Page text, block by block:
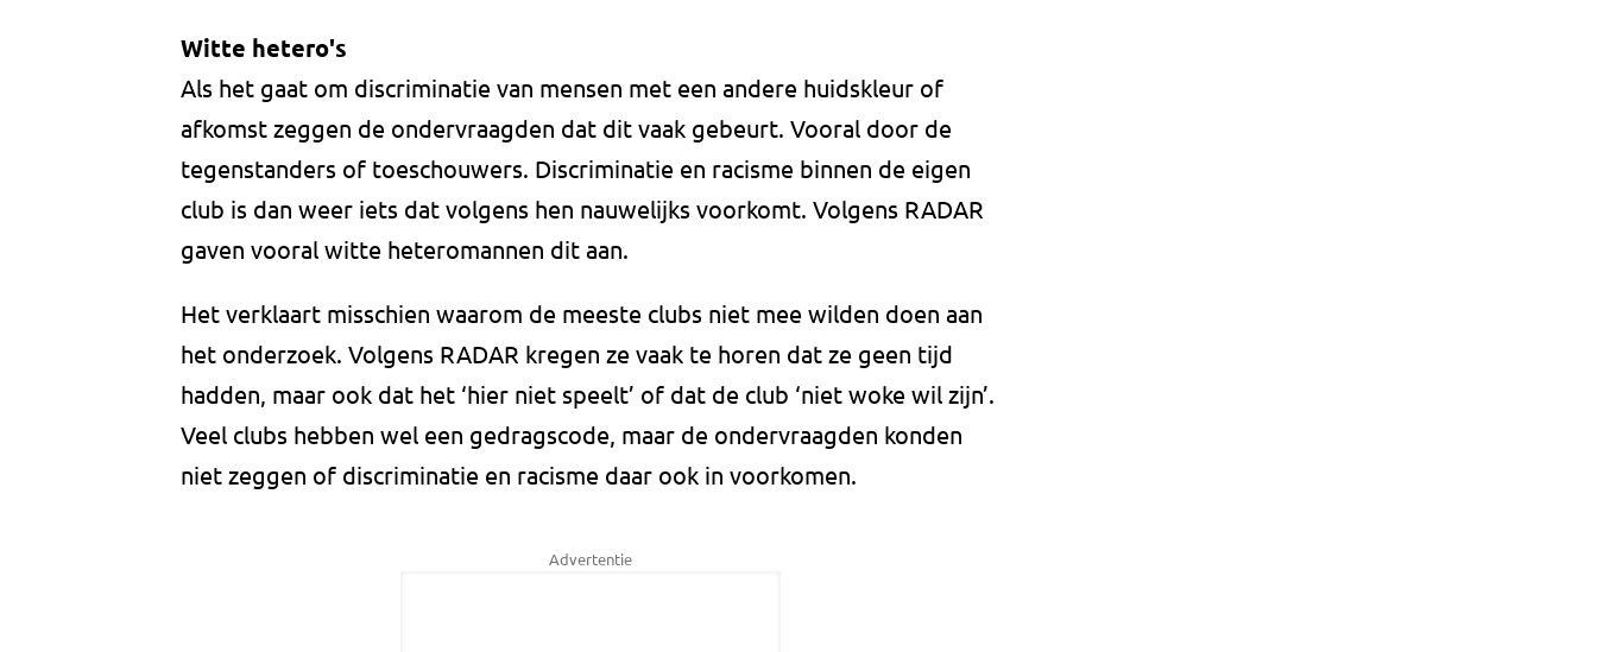
Witte hetero's
Als het gaat om discriminatie van mensen met een andere huidskleur of
afkomst zeggen de ondervraagden dat dit vaak gebeurt. Vooral door de
tegenstanders of toeschouwers. Discriminatie en racisme binnen de eigen
club is dan weer iets dat volgens hen nauwelijks voorkomt. Volgens RADAR
gaven vooral witte heteromannen dit aan.
Het verklaart misschien waarom de meeste clubs niet mee wilden doen aan
het onderzoek. Volgens RADAR kregen ze vaak te horen dat ze geen tijd
hadden, maar ook dat het ‘hier niet speelt’ of dat de club ‘niet woke wil zijn’.
Veel clubs hebben wel een gedragscode, maar de ondervraagden konden
niet zeggen of discriminatie en racisme daar ook in voorkomen.
Advertentie